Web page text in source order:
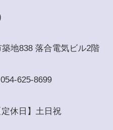
地838 落合電気ビル2階
625-8699
休日】土日祝